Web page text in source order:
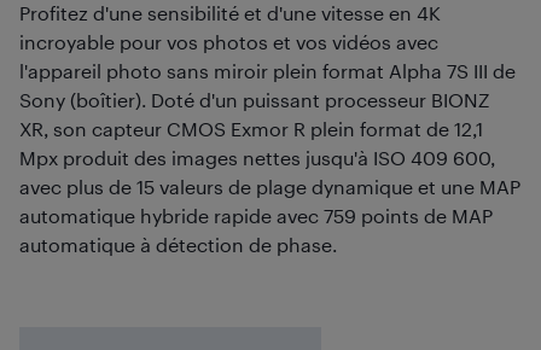
Profitez d'une sensibilité et d'une vitesse en 4K
incroyable pour vos photos et vos vidéos avec
l'appareil photo sans miroir plein format Alpha 7S III de
Sony (boîtier). Doté d'un puissant processeur BIONZ
XR, son capteur CMOS Exmor R plein format de 12,1
Mpx produit des images nettes jusqu'à ISO 409 600,
avec plus de 15 valeurs de plage dynamique et une MAP
automatique hybride rapide avec 759 points de MAP
automatique à détection de phase.